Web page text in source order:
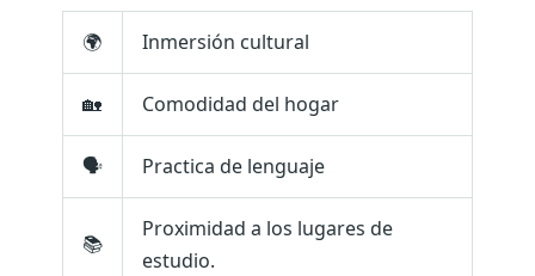
🌍 Inmersión cultural
🏡 Comodidad del hogar
🗣️ Practica de lenguaje
📚
Proximidad a los lugares de
estudio.